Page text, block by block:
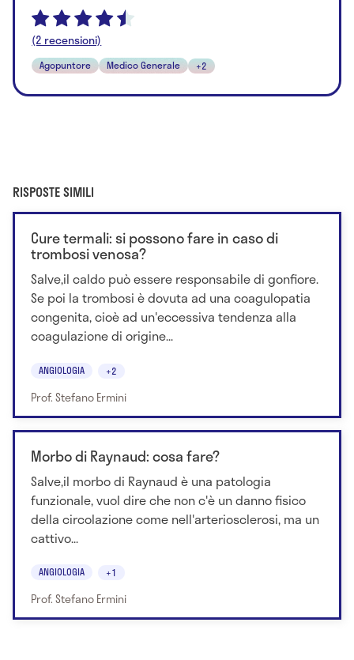
(2 recensioni)
Agopuntore Medico Generale +2
RISPOSTE SIMILI
Cure termali: si possono fare in caso di
trombosi venosa?
Salve,il caldo può essere responsabile di gonfiore.
Se poi la trombosi è dovuta ad una coagulopatia
congenita, cioè ad un'eccessiva tendenza alla
coagulazione di origine...
ANGIOLOGIA +2
Prof. Stefano Ermini
Morbo di Raynaud: cosa fare?
Salve,il morbo di Raynaud è una patologia
funzionale, vuol dire che non c'è un danno fisico
della circolazione come nell'arteriosclerosi, ma un
cattivo...
ANGIOLOGIA +1
Prof. Stefano Ermini